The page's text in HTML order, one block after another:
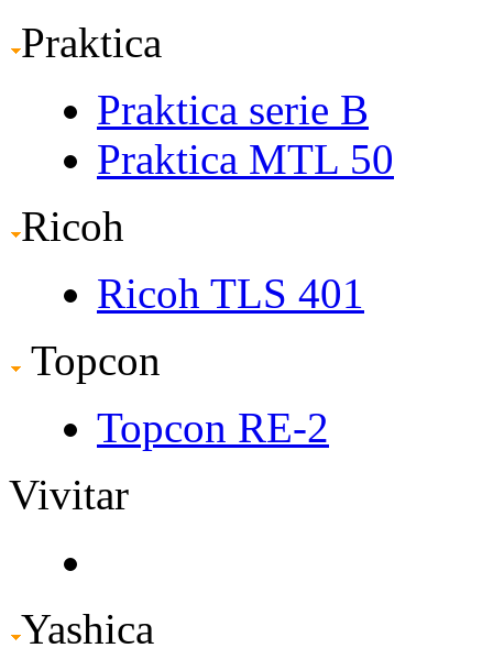
Praktica
Praktica serie B
Praktica MTL 50
Ricoh
Ricoh TLS 401
Topcon
Topcon RE-2
Vivitar
Yashica